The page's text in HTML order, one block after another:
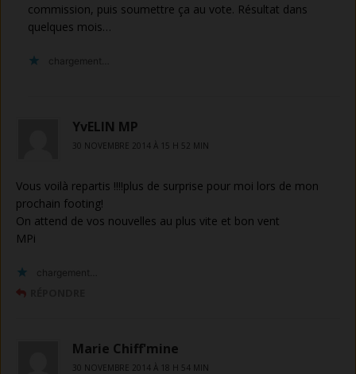
commission, puis soumettre ça au vote. Résultat dans
quelques mois…
chargement…
YvELIN MP
30 NOVEMBRE 2014 À 15 H 52 MIN
Vous voilà repartis !!!!plus de surprise pour moi lors de mon
prochain footing!
On attend de vos nouvelles au plus vite et bon vent
MPi
chargement…
Marie Chiff'mine
30 NOVEMBRE 2014 À 18 H 54 MIN